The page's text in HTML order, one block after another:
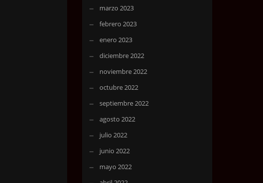
marzo 2023
febrero 2023
enero 2023
diciembre 2022
noviembre 2022
octubre 2022
septiembre 2022
agosto 2022
julio 2022
junio 2022
mayo 2022